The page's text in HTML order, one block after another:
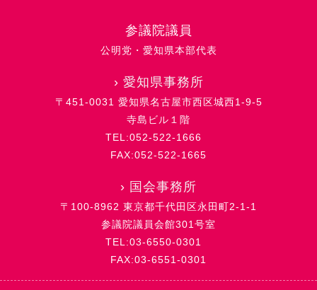
参議院議員
公明党・愛知県本部代表
› 愛知県事務所
〒451-0031 愛知県名古屋市西区城西1-9-5
寺島ビル１階
TEL:052-522-1666
FAX:052-522-1665
› 国会事務所
〒100-8962 東京都千代田区永田町2-1-1
参議院議員会館301号室
TEL:03-6550-0301
FAX:03-6551-0301